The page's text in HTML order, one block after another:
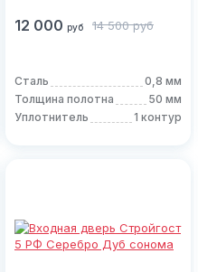
12 000 руб 14 500 руб
Сталь
0,8 мм
Толщина полотна
50 мм
Уплотнитель
1 контур